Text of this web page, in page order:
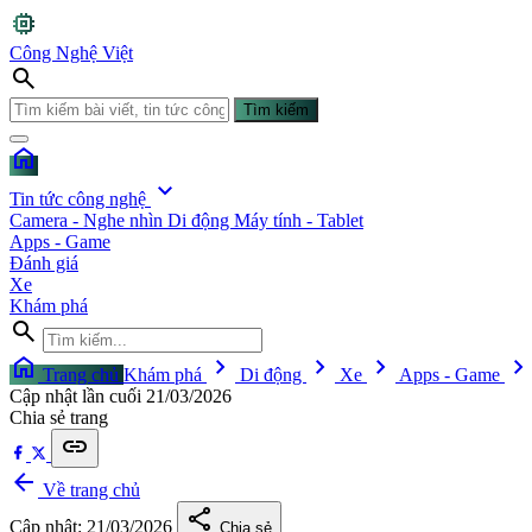
memory
Công Nghệ Việt
search
Tìm kiếm
home
Tin tức công nghệ expand_more
Camera - Nghe nhìn Di động Máy tính - Tablet
Apps - Game
Đánh giá
Xe
Khám phá
search
home Trang chủ Khám phá chevron_right Di động chevron_right Xe chevron_right Apps - Game chevron_right
Cập nhật lần cuối 21/03/2026
Chia sẻ trang
link
arrow_back Về trang chủ
Cập nhật: 21/03/2026
share Chia sẻ